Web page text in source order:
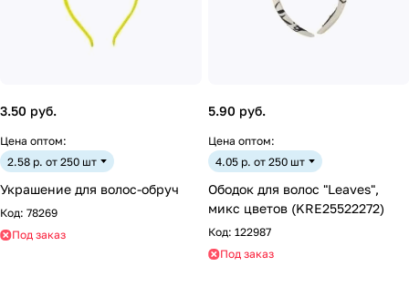
3.50 руб.
Цена оптом:
2.58 р. от 250 шт
Украшение для волос-обруч
Код: 78269
Под заказ
5.90 руб.
Цена оптом:
4.05 р. от 250 шт
Ободок для волос "Leaves",
микс цветов (KRE25522272)
Код: 122987
Под заказ